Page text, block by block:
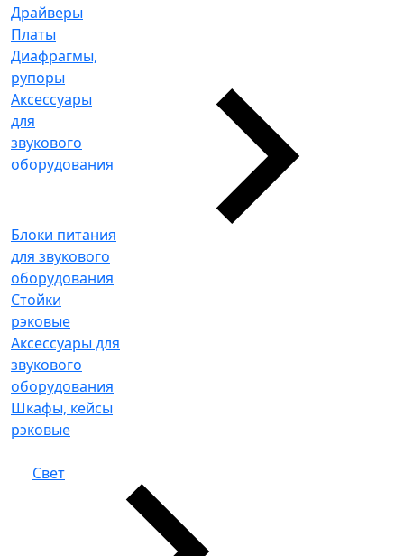
Драйверы
Платы
Диафрагмы,
рупоры
Аксессуары
для
звукового
оборудования
Блоки питания
для звукового
оборудования
Стойки
рэковые
Аксессуары для
звукового
оборудования
Шкафы, кейсы
рэковые
Свет